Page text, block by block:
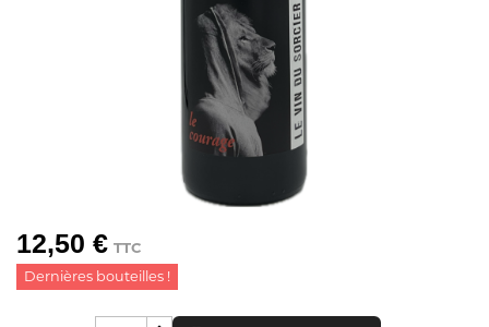
12,50 € TTC
Dernières bouteilles !